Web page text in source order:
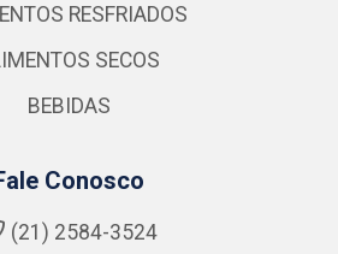
RESFRIADOS
SECOS
BEBIDAS
Conosco
(21) 2584-3524